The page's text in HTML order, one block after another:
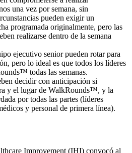
una vez por semana, sin
pueden exigir un
programada originalmente, pero las
realizarse dentro de la semana
ejecutivo senior pueden rotar para
pero lo ideal es que todos los líderes
todas las semanas.
decidir con anticipación si
y el lugar de WalkRounds™, y la
por todas las partes (líderes
y personal de primera línea).
Improvement (IHI) convocó al